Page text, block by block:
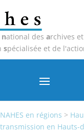
national des archives
spécialisée et de
en régions >
en Hauts-